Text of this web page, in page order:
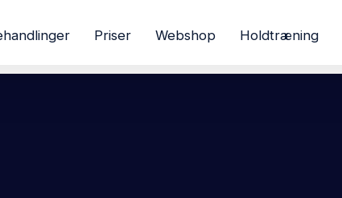
Priser Webshop Holdtræning